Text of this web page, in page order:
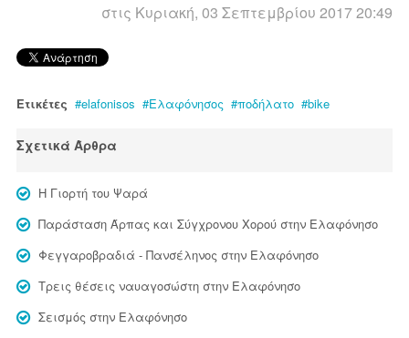
στις Κυριακή, 03 Σεπτεμβρίου 2017 20:49
Ετικέτες elafonisos Ελαφόνησος ποδήλατο bike
Σχετικά Άρθρα
Η Γιορτή του Ψαρά
Παράσταση Άρπας και Σύγχρονου Χορού στην Ελαφόνησο
Φεγγαροβραδιά - Πανσέληνος στην Ελαφόνησο
Τρεις θέσεις ναυαγοσώστη στην Ελαφόνησο
Σεισμός στην Ελαφόνησο